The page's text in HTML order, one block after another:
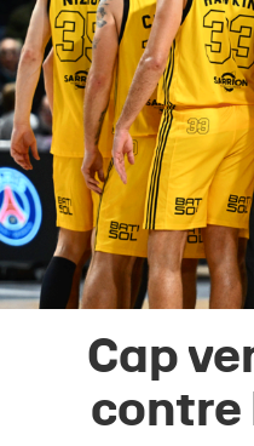
Cap
contre